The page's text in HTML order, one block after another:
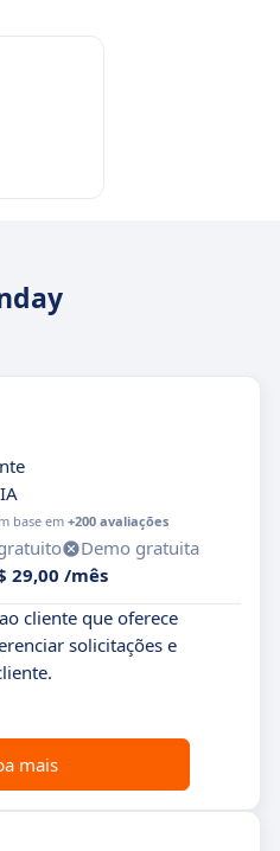
base em+200 avaliações
Demo gratuita
29,00 /mês
cliente que oferece
solicitações e
mais